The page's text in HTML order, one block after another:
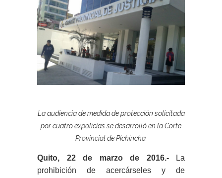
La audiencia de medida de protección solicitada
por cuatro expolicías se desarrolló en la Corte
Provincial de Pichincha.
Quito, 22 de marzo de 2016.-La
prohibición de acercárseles y de